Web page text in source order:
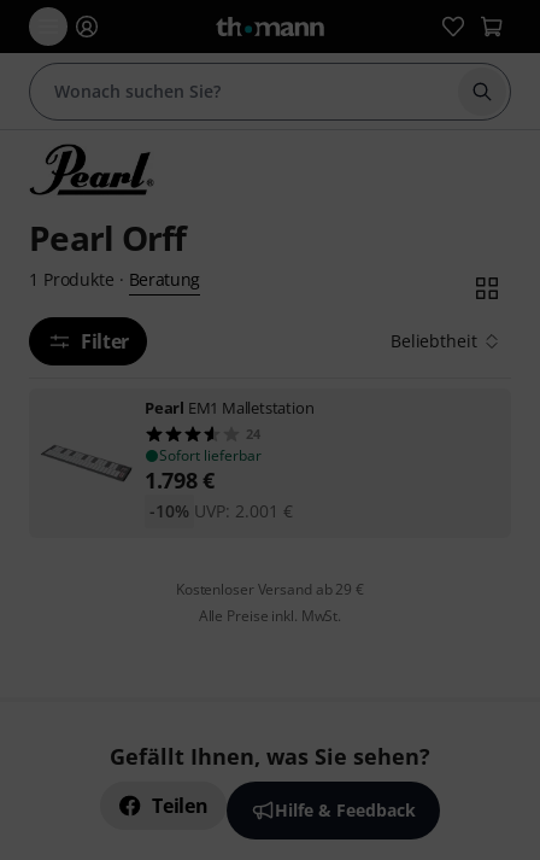
Suche
Pearl Orff
1 Produkte · Beratung
Filter Beliebtheit
Pearl EM1 Malletstation
24
Sofort lieferbar
1.798€
UVP: 2.001 €
-10%
Kostenloser Versand ab 29 €
Alle Preise inkl. MwSt.
Gefällt Ihnen, was Sie sehen?
Teilen Hilfe & Feedback